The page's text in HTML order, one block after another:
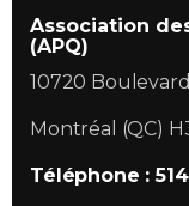
Association
(APQ)
10720
Montréal (QC)
Téléphone :